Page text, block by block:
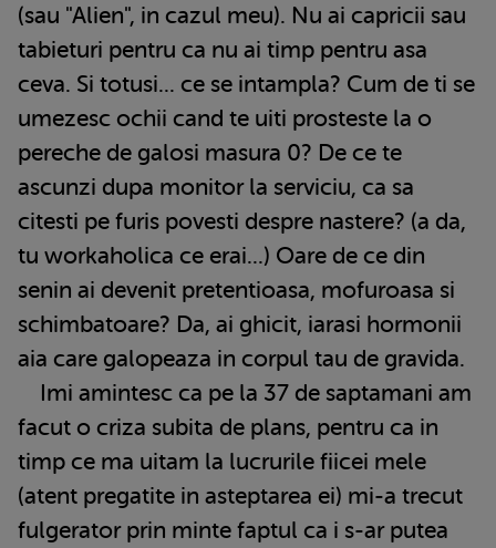
(sau "Alien", in cazul meu). Nu ai capricii sau
tabieturi pentru ca nu ai timp pentru asa
ceva. Si totusi... ce se intampla? Cum de ti se
umezesc ochii cand te uiti prosteste la o
pereche de galosi masura 0? De ce te
ascunzi dupa monitor la serviciu, ca sa
citesti pe furis povesti despre nastere? (a da,
tu workaholica ce erai...) Oare de ce din
senin ai devenit pretentioasa, mofuroasa si
schimbatoare? Da, ai ghicit, iarasi hormonii
aia care galopeaza in corpul tau de gravida.
Imi amintesc ca pe la 37 de saptamani am
facut o criza subita de plans, pentru ca in
timp ce ma uitam la lucrurile fiicei mele
(atent pregatite in asteptarea ei) mi-a trecut
fulgerator prin minte faptul ca i s-ar putea